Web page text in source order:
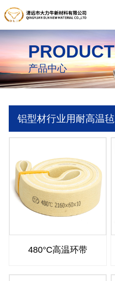
PRODUCT
产品中心
铝型材行业用耐高温毡
480°C高温环带